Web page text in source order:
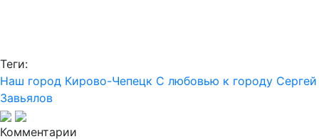
Теги:
Наш город Кирово-Чепецк С любовью к городу Сергей
Завьялов
Комментарии